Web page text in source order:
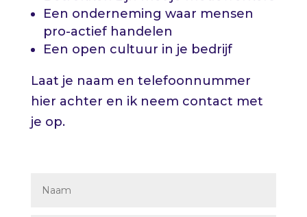
Een onderneming waar mensen
pro-actief handelen
Een open cultuur in je bedrijf
Laat je naam en telefoonnummer
hier achter en ik neem contact met
je op.